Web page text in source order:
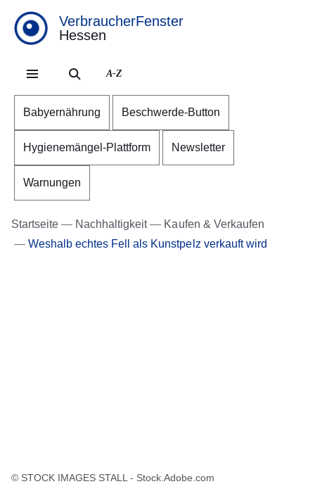
VerbraucherFenster
Hessen
A-Z
Babyernährung Beschwerde-Button
Hygienemängel-Plattform Newsletter
Warnungen
Startseite Nachhaltigkeit
Kaufen & Verkaufen
Weshalb echtes Fell als Kunstpelz verkauft wird
© STOCK IMAGES STALL - Stock.Adobe.com